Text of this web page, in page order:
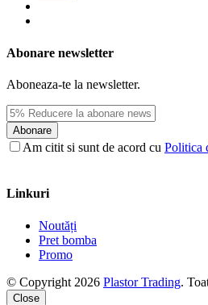
Abonare newsletter
Aboneaza-te la newsletter.
Abonare
Am citit si sunt de acord cu Politica
Linkuri
Noutăți
Pret bomba
Promo
© Copyright 2026 Plastor Trading.
Close